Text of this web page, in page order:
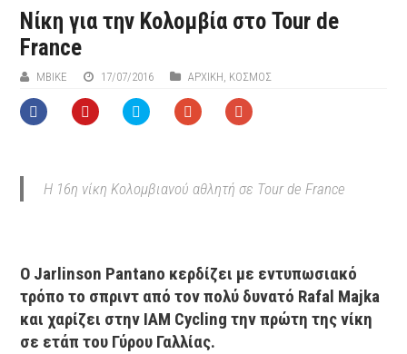
Νίκη για την Κολομβία στο Tour de
France
MBIKE 17/07/2016 ΑΡΧΙΚΉ, ΚΟΣΜΟΣ
Η 16η νίκη Κολομβιανού αθλητή σε Tour de France
O Jarlinson Pantano κερδίζει με εντυπωσιακό
τρόπο το σπριντ από τον πολύ δυνατό Rafal Majka
και χαρίζει στην IAM Cycling την πρώτη της νίκη
σε ετάπ του Γύρου Γαλλίας.